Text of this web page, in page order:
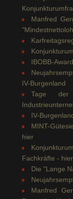
Manfred
IBOBB-
IV-Burgenland
Tage der
IV-
MINT-
hier
Fachkräfte - hier
Die "Lange
Manfred